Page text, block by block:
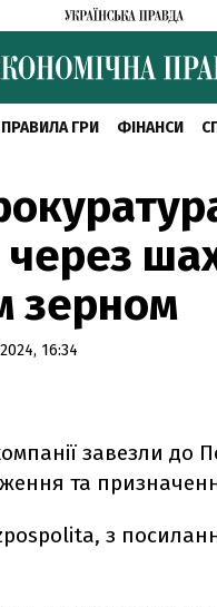
ПРАВИЛА ГРИ ФІНАНСИ
через
зерном
16:34
завезли до
та
з